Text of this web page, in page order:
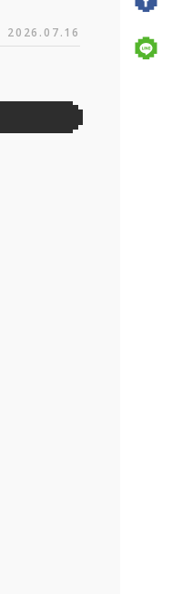
2026.07.16